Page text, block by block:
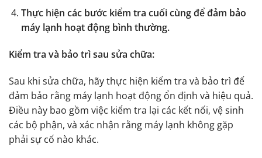
Thực hiện các bước kiểm tra cuối cùng để đảm bảo
máy lạnh hoạt động bình thường.
Kiểm tra và bảo trì sau sửa chữa:
Sau khi sửa chữa, hãy thực hiện kiểm tra và bảo trì để
đảm bảo rằng máy lạnh hoạt động ổn định và hiệu quả.
Điều này bao gồm việc kiểm tra lại các kết nối, vệ sinh
các bộ phận, và xác nhận rằng máy lạnh không gặp
phải sự cố nào khác.